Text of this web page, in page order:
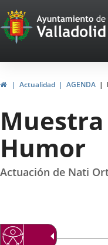
Portal
Web
del
de
Valladolid
InicioActualidad AGENDA
Humor
Actuación de Nati